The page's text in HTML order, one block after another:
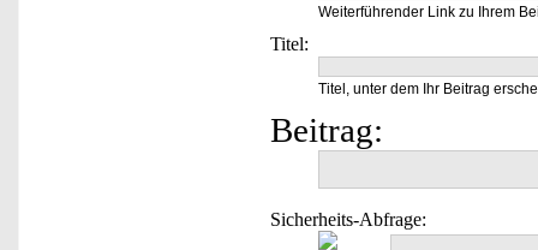
Weiterführender Link zu Ihrem
Titel:
Titel, unter dem Ihr Beitrag
Beitrag:
Sicherheits-Abfrage: